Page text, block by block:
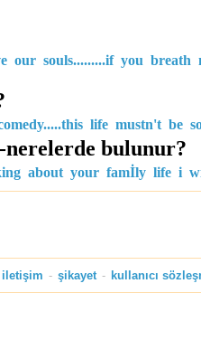
our souls.........if you breath
life mustn't be
bulunur?
about your famİly life i
iletişim - şikayet - kullanıcı